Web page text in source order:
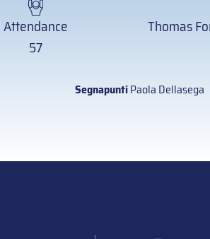
Attendance
57
Thomas
SegnapuntiPaola Dellasega